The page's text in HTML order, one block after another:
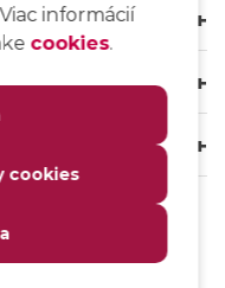
informácií
cookies.
cookies